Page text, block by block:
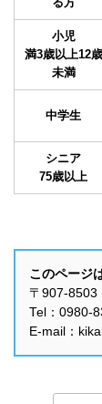
小児
満3歳以上12歳
未満
中学生
シニア
75歳以上
このページ
〒907-
Tel：0980-
E-mail：